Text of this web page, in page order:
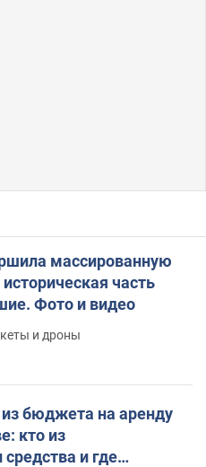
массированную
часть
Фото и видео
и дроны
бюджета на аренду
кто из
и где